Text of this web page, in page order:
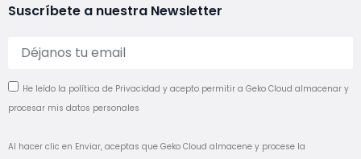
Suscríbete a nuestra Newsletter
He leído la política de Privacidad y acepto permitir a Geko Cloud almacenar y
procesar mis datos personales
Al hacer clic en Enviar, aceptas que Geko Cloud almacene y procese la